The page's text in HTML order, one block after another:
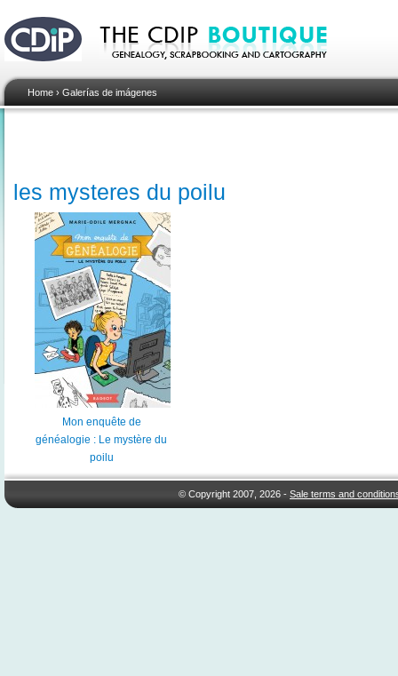
Home › Galerías de imágenes
les mysteres du poilu
Mon enquête de
généalogie : Le mystère du
poilu
© Copyright 2007, 2026 -Sale terms and